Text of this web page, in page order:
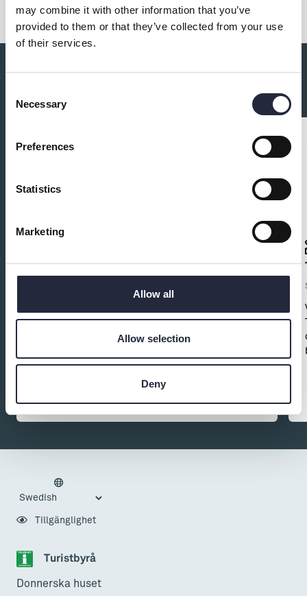
may combine it with other information that you’ve
provided to them or that they’ve collected from your use
of their services.
Selection
Necessary
Preferences
Statistics
Marketing
Allow all
Allow selection
Deny
100% Uggla Sveriges bästa
20
scen som Sveriges mest energiska Uggla-tolkare, ar
föreställning från första till sista tonen. 100% Uggla
är en maxad scenproduktion där musik, humor och
Turistbyrå
Donnerska huset
Tillgänglighet